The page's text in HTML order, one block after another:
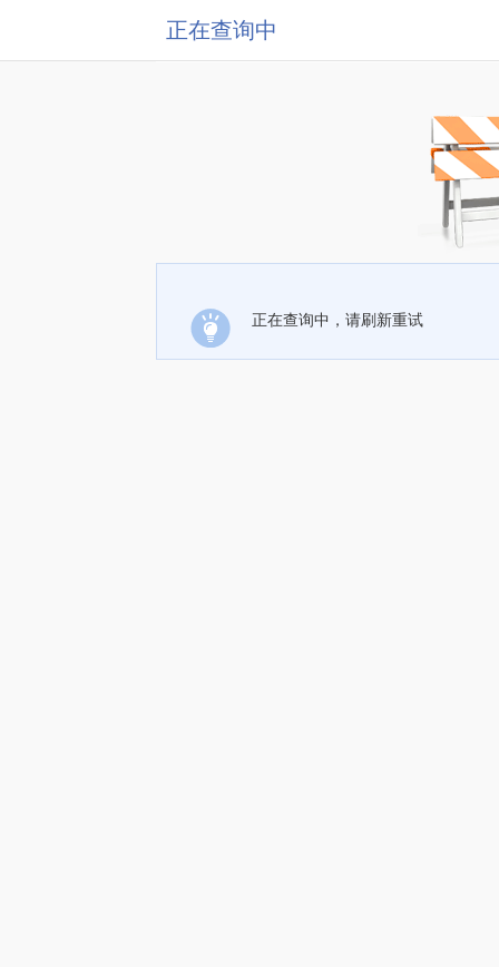
正在查询中
正在查询中，请刷新重试